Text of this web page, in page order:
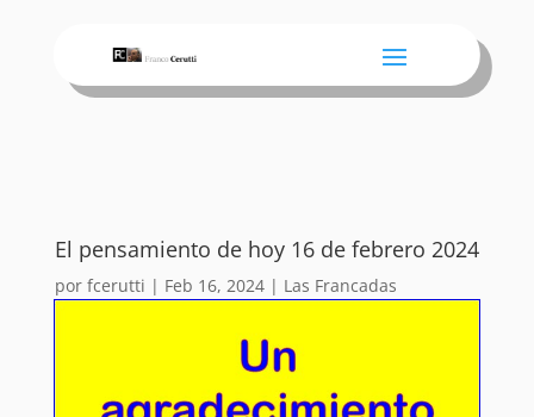
El pensamiento de hoy 16 de febrero 2024
por fcerutti | Feb 16, 2024| Las Francadas